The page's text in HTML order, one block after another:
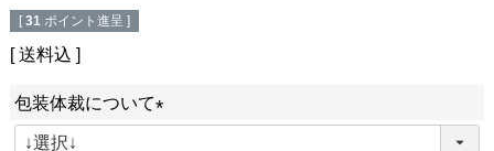
[ 31 ポイント進呈 ]
送料込
包装体裁について